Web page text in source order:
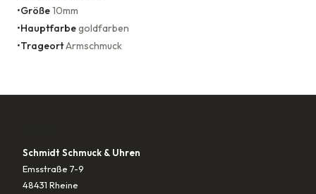
•Größe10mm
•Hauptfarbegoldfarben
•TrageortArmschmuck
Schmidt Schmuck & Uhren
Emsstraße 7-9
48431 Rheine